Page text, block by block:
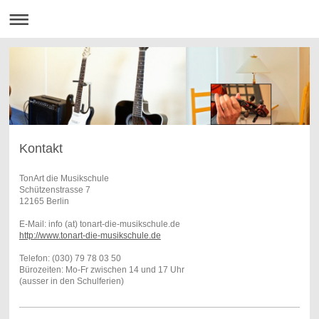
Kontakt
TonArt die Musikschule
Schützenstrasse 7
12165 Berlin
E-Mail: info (at) tonart-die-musikschule.de
http://www.tonart-die-musikschule.de
Telefon: (030) 79 78 03 50
Bürozeiten: Mo-Fr zwischen 14 und 17 Uhr
(ausser in den Schulferien)